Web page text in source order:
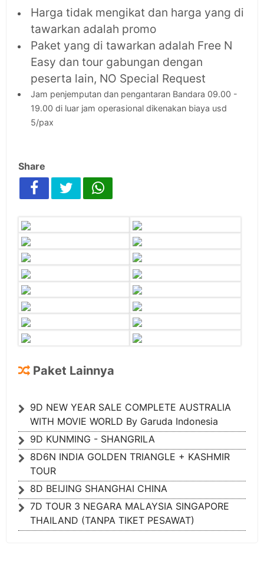
Harga tidak mengikat dan harga yang di
tawarkan adalah promo
Paket yang di tawarkan adalah Free N
Easy dan tour gabungan dengan
peserta lain, NO Special Request
Jam penjemputan dan pengantaran Bandara 09.00 -
19.00 di luar jam operasional dikenakan biaya usd
5/pax
Share
Paket Lainnya
9D NEW YEAR SALE COMPLETE AUSTRALIA
WITH MOVIE WORLD By Garuda Indonesia
9D KUNMING - SHANGRILA
8D6N INDIA GOLDEN TRIANGLE + KASHMIR
TOUR
8D BEIJING SHANGHAI CHINA
7D TOUR 3 NEGARA MALAYSIA SINGAPORE
THAILAND (TANPA TIKET PESAWAT)